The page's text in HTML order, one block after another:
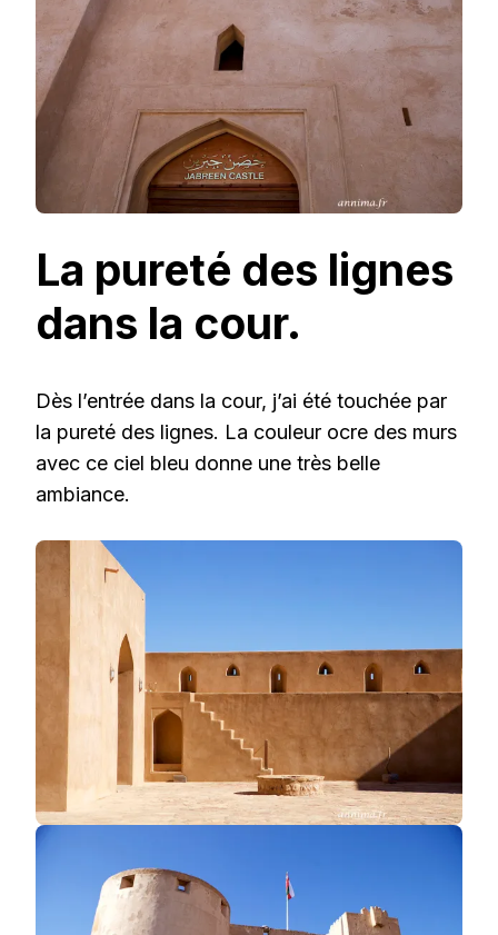
La pureté des lignes
dans la cour.
Dès l’entrée dans la cour, j’ai été touchée par
la pureté des lignes. La couleur ocre des murs
avec ce ciel bleu donne une très belle
ambiance.